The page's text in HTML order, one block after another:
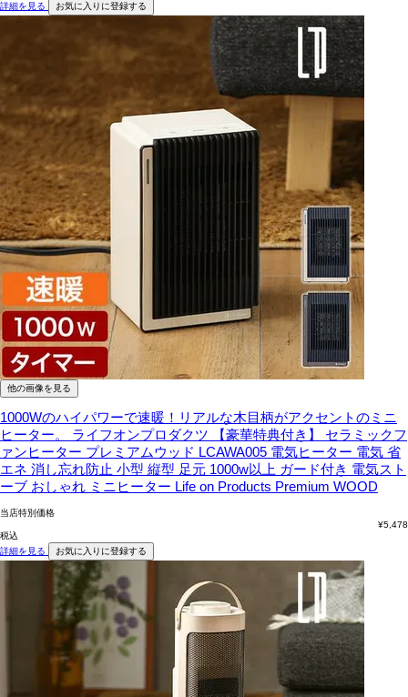
詳細を見る
お気に入りに登録する
他の画像を見る
1000Wのハイパワーで速暖！リアルな木目柄がアクセントのミニ
ヒーター。
ライフオンプロダクツ 【豪華特典付き】 セラミックフ
ァンヒーター プレミアムウッド LCAWA005 電気ヒーター 電気 省
エネ 消し忘れ防止 小型 縦型 足元 1000w以上 ガード付き 電気スト
ーブ おしゃれ ミニヒーター Life on Products Premium WOOD
当店特別価格
¥5,478
税込
詳細を見る
お気に入りに登録する